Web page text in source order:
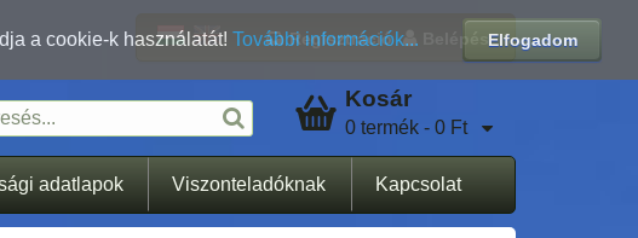
Elfogadom
a cookie-k használatát! További információk...
Regisztráció Belépés
Kosár
0 termék - 0 Ft
adatlapok Viszonteladóknak Kapcsolat